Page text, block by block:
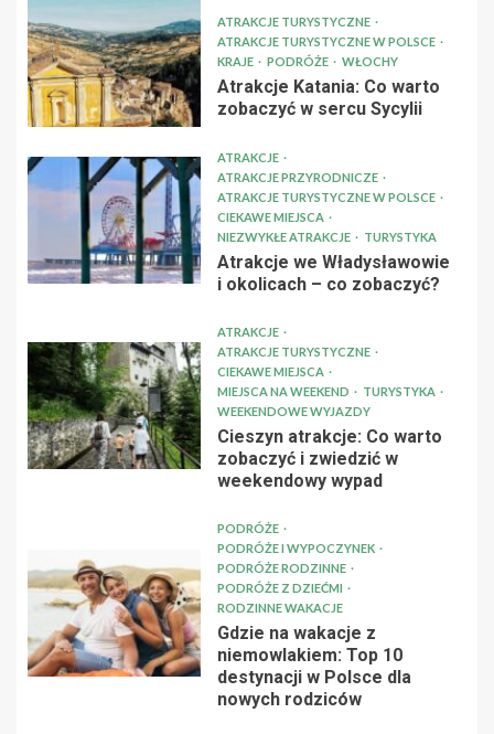
ATRAKCJE TURYSTYCZNE
ATRAKCJE TURYSTYCZNE W POLSCE
KRAJE
PODRÓŻE WŁOCHY
Atrakcje Katania: Co warto
zobaczyć w sercu Sycylii
ATRAKCJE
ATRAKCJE PRZYRODNICZE
ATRAKCJE TURYSTYCZNE W POLSCE
CIEKAWE MIEJSCA
NIEZWYKŁE ATRAKCJE
TURYSTYKA
Atrakcje we Władysławowie
i okolicach – co zobaczyć?
ATRAKCJE
ATRAKCJE TURYSTYCZNE
CIEKAWE MIEJSCA
MIEJSCA NA WEEKEND
TURYSTYKA
WEEKENDOWE WYJAZDY
Cieszyn atrakcje: Co warto
zobaczyć i zwiedzić w
weekendowy wypad
PODRÓŻE
PODRÓŻE I WYPOCZYNEK
PODRÓŻE RODZINNE
PODRÓŻE Z DZIEĆMI
RODZINNE WAKACJE
Gdzie na wakacje z
niemowlakiem: Top 10
destynacji w Polsce dla
nowych rodziców